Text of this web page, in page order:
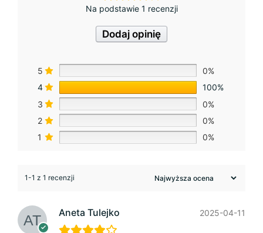
Na podstawie 1 recenzji
Dodaj opinię
5
0%
4
100%
3
0%
2
0%
1
0%
1-1 z 1 recenzji
Aneta Tulejko 2025-04-11